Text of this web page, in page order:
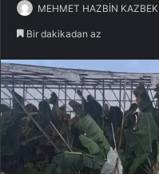
MEHMET HAZBİN KAZBEK
Bir dakikadan az